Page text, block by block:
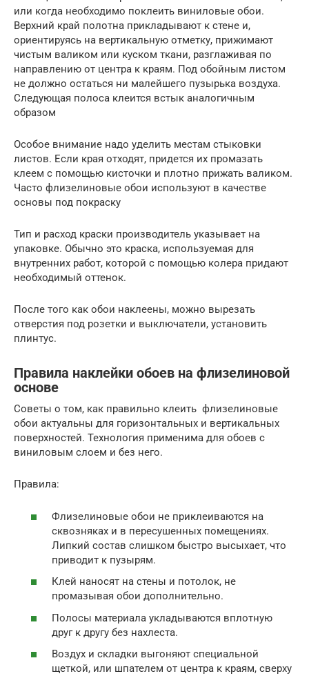
или когда необходимо поклеить виниловые обои.
Верхний край полотна прикладывают к стене и,
ориентируясь на вертикальную отметку, прижимают
чистым валиком или куском ткани, разглаживая по
направлению от центра к краям. Под обойным листом
не должно остаться ни малейшего пузырька воздуха.
Следующая полоса клеится встык аналогичным
образом
Особое внимание надо уделить местам стыковки
листов. Если края отходят, придется их промазать
клеем с помощью кисточки и плотно прижать валиком.
Часто флизелиновые обои используют в качестве
основы под покраску
Тип и расход краски производитель указывает на
упаковке. Обычно это краска, используемая для
внутренних работ, которой с помощью колера придают
необходимый оттенок.
После того как обои наклеены, можно вырезать
отверстия под розетки и выключатели, установить
плинтус.
Правила наклейки обоев на флизелиновой
основе
Советы о том, как правильно клеить флизелиновые
обои актуальны для горизонтальных и вертикальных
поверхностей. Технология применима для обоев с
виниловым слоем и без него.
Правила:
Флизелиновые обои не приклеиваются на
сквозняках и в пересушенных помещениях.
Липкий состав слишком быстро высыхает, что
приводит к пузырям.
Клей наносят на стены и потолок, не
промазывая обои дополнительно.
Полосы материала укладываются вплотную
друг к другу без нахлеста.
Воздух и складки выгоняют специальной
щеткой, или шпателем от центра к краям, сверху